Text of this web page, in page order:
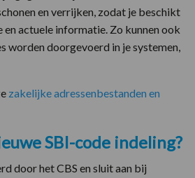
en verrijken, zodat je beschikt
actuele informatie. Zo kunnen ook
worden doorgevoerd in je systemen,
zakelijke adressenbestanden en
SBI-code indeling?
door het CBS en sluit aan bij